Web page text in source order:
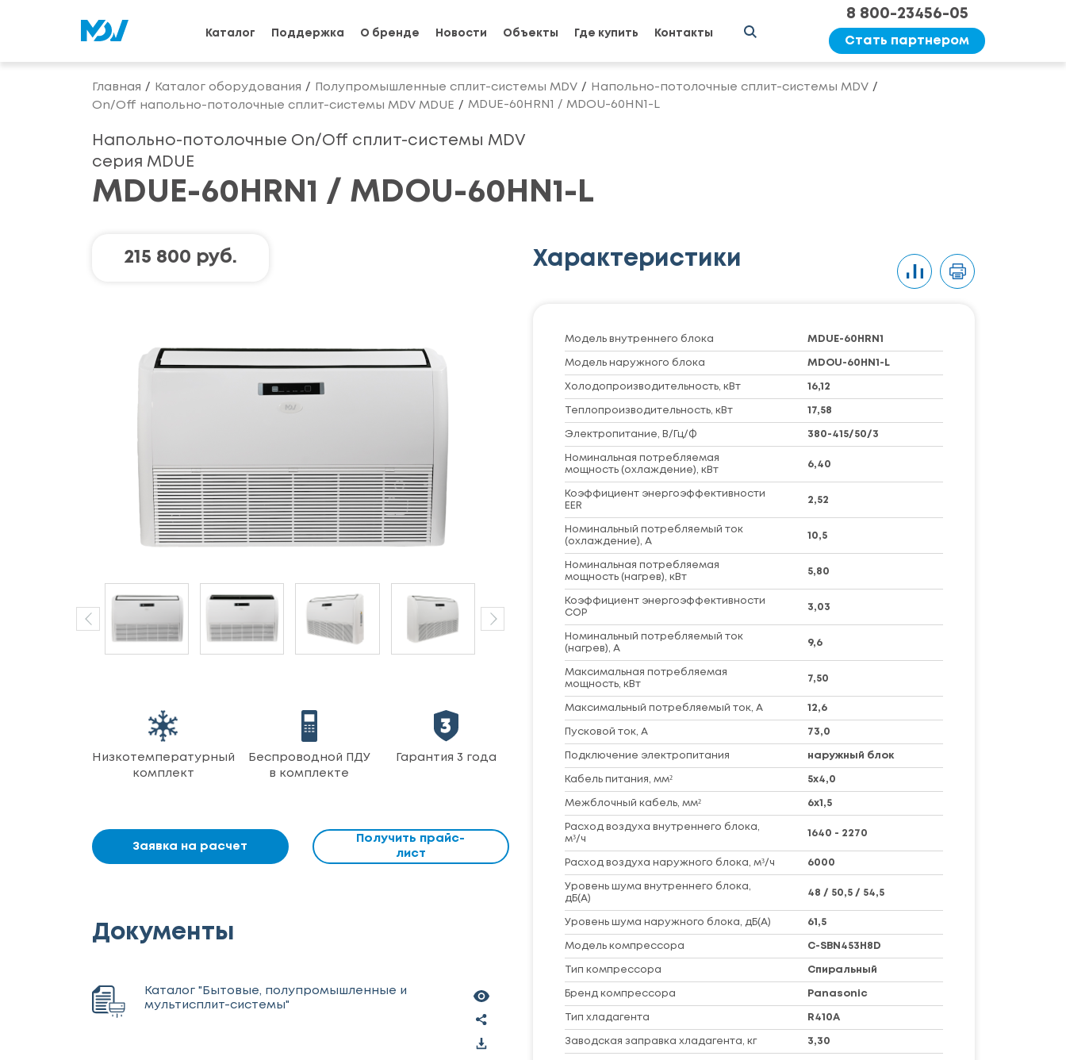
Каталог Поддержка О бренде Новости Объекты Где купить Контакты
8 800-23456-05
Стать партнером
Главная Каталог оборудования Полупромышленные сплит-системы MDV
Напольно-потолочные сплит-системы MDV
On/Off напольно-потолочные сплит-системы MDV MDUE
MDUE-60HRN1 / MDOU-60HN1-L
Напольно-потолочные On/Off сплит-системы MDV
серия MDUE
MDUE-60HRN1 / MDOU-60HN1-L
215 800 руб.
Низкотемпературный
комплект
Беспроводной ПДУ
в комплекте
Гарантия 3 года
Заявка на расчет
Получить прайс-
лист
Характеристики
Модель внутреннего блока MDUE-60HRN1
Модель наружного блока MDOU-60HN1-L
Холодопроизводительность, кВт 16,12
Теплопроизводительность, кВт 17,58
Электропитание, В/Гц/Ф 380-415/50/3
Номинальная потребляемая
мощность (охлаждение), кВт
6,40
Коэффициент энергоэффективности
EER
2,52
Номинальный потребляемый ток
(охлаждение), А
10,5
Номинальная потребляемая
мощность (нагрев), кВт
5,80
Коэффициент энергоэффективности
COP
3,03
Номинальный потребляемый ток
(нагрев), А
9,6
Максимальная потребляемая
мощность, кВт
7,50
Максимальный потребляемый ток, А 12,6
Пусковой ток, А 73,0
Подключение электропитания наружный блок
Кабель питания, мм² 5х4,0
Межблочный кабель, мм² 6х1,5
Расход воздуха внутреннего блока,
м³/ч
1640 - 2270
Расход воздуха наружного блока, м³/ч 6000
Уровень шума внутреннего блока,
дБ(А)
48 / 50,5 / 54,5
Уровень шума наружного блока, дБ(А) 61,5
Модель компрессора C-SBN453H8D
Тип компрессора Спиральный
Бренд компрессора Panasonic
Тип хладагента R410A
Заводская заправка хладагента, кг 3,30
Документы
Каталог "Бытовые, полупромышленные и
мультисплит-системы"